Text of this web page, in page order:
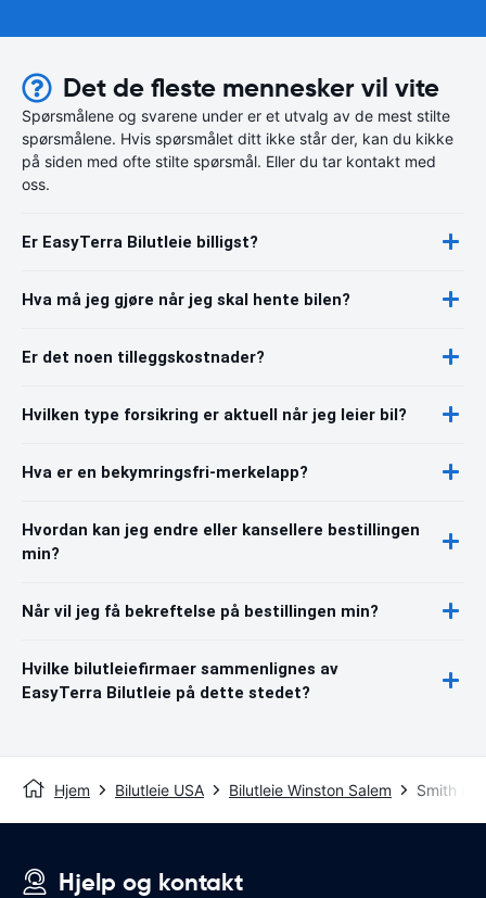
Det de fleste mennesker vil vite
Spørsmålene og svarene under er et utvalg av de mest stilte
spørsmålene. Hvis spørsmålet ditt ikke står der, kan du kikke
på siden med ofte stilte spørsmål. Eller du tar kontakt med
oss.
Er EasyTerra Bilutleie billigst?
Hva må jeg gjøre når jeg skal hente bilen?
Er det noen tilleggskostnader?
Hvilken type forsikring er aktuell når jeg leier bil?
Hva er en bekymringsfri-merkelapp?
Hvordan kan jeg endre eller kansellere bestillingen
min?
Når vil jeg få bekreftelse på bestillingen min?
Hvilke bilutleiefirmaer sammenlignes av
EasyTerra Bilutleie på dette stedet?
Hjem Bilutleie USA Bilutleie Winston Salem Smith
Hjelp og kontakt